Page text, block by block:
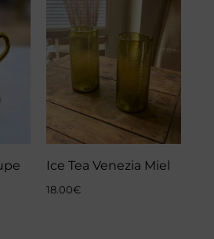
Ice Tea Venezia Miel
18.00€